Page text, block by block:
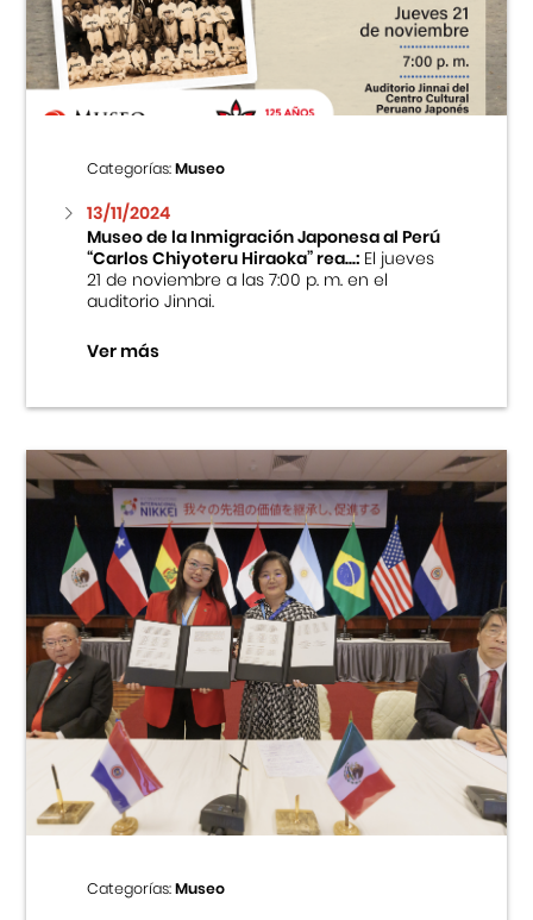
Centro Cultural Peruano Japonés
Cursos
Museo de la Inmigración Japonesa
Fondo Editorial
Teatro Peruano Japonés
Categorías:Museo
13/11/2024
Museo de la Inmigración Japonesa al Perú
“Carlos Chiyoteru Hiraoka” rea...:El jueves
21 de noviembre a las 7:00 p. m. en el
auditorio Jinnai.
Ver más
Categorías:Museo